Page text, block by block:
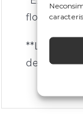
florile pe
**Livrăm
destinatar.